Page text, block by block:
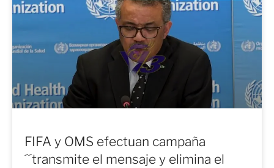
FIFA y OMS efectuan campaña
´´transmite el mensaje y elimina el